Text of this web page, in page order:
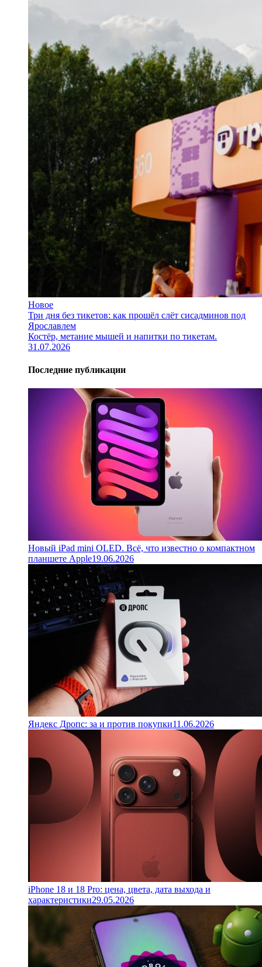
Новое
Три дня без тикетов: как прошёл слёт сисадминов под
Ярославлем
Костёр, метание мышей и напитки по тикетам.
31.07.2026
Последние публикации
Новый iPad mini OLED. Всё, что известно о компактном
планшете Apple19.06.2026
Яндекс Дропс: за и против покупки11.06.2026
iPhone 18 и 18 Pro: цена, цвета, дата выхода и
характеристики29.05.2026